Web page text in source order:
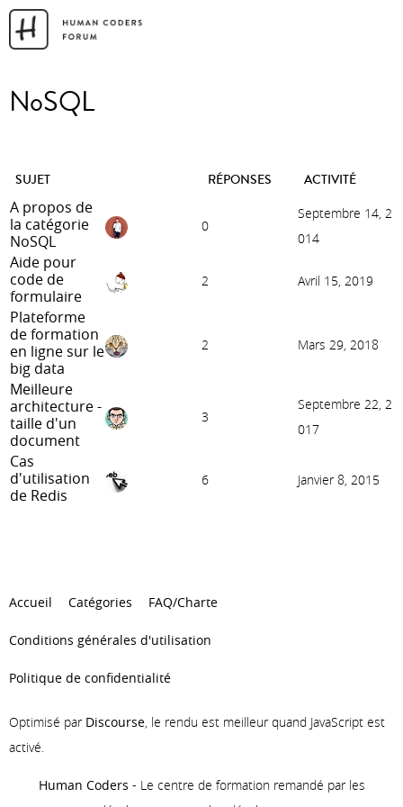
NoSQL
SUJET RÉPONSES ACTIVITÉ
A propos de
la catégorie
NoSQL
0
Septembre 14, 2
014
Aide pour
code de
formulaire
2 Avril 15, 2019
Plateforme
de formation
en ligne sur le
big data
2 Mars 29, 2018
Meilleure
architecture -
taille d'un
document
3
Septembre 22, 2
017
Cas
d'utilisation
de Redis
6 Janvier 8, 2015
Accueil Catégories FAQ/Charte
Conditions générales d'utilisation
Politique de confidentialité
Optimisé par Discourse, le rendu est meilleur quand JavaScript est
activé.
Human Coders - Le centre de formation remandé par les